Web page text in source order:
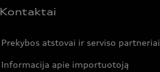
Kontaktai
Prekybos atstovai ir serviso partneriai
Informacija apie importuotoją